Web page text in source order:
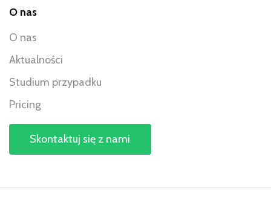
O nas
O nas
Aktualności
Studium przypadku
Pricing
Skontaktuj się z nami